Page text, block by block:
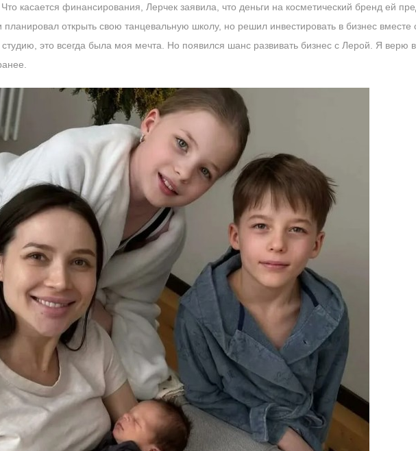
касается финансирования, Лерчек заявила, что деньги на косметический бренд ей
открыть свою танцевальную школу, но решил инвестировать в бизнес вместе
это всегда была моя мечта. Но появился шанс развивать бизнес с Лерой. Я верю